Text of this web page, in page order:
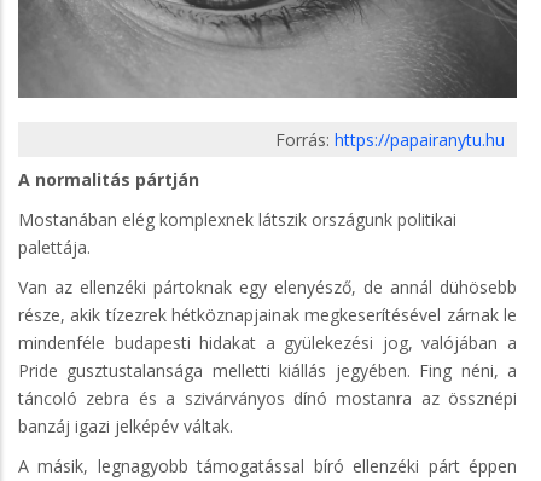
Forrás: https://papairanytu.hu
A normalitás pártján
Mostanában elég komplexnek látszik országunk politikai
palettája.
Van az ellenzéki pártoknak egy elenyésző, de annál dühösebb
része, akik tízezrek hétköznapjainak megkeserítésével zárnak le
mindenféle budapesti hidakat a gyülekezési jog, valójában a
Pride gusztustalansága melletti kiállás jegyében. Fing néni, a
táncoló zebra és a szivárványos dínó mostanra az össznépi
banzáj igazi jelképév váltak.
A másik, legnagyobb támogatással bíró ellenzéki párt éppen